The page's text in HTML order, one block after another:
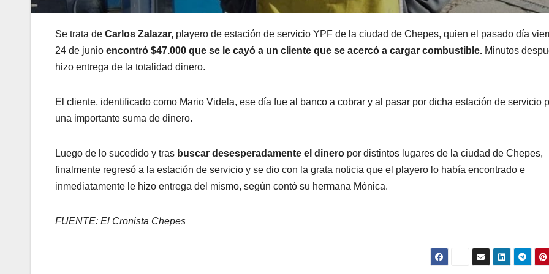
Se trata de Carlos Zalazar, playero de estación de servicio YPF de la ciudad de Chepes, quien el pasado día
24 de junio encontró $47.000 que se le cayó a un cliente que se acercó a cargar combustible. Minutos
hizo entrega de la totalidad dinero.
El cliente, identificado como Mario Videla, ese día fue al banco a cobrar y al pasar por dicha estación de servicio
una importante suma de dinero.
Luego de lo sucedido y tras buscar desesperadamente el dinero por distintos lugares de la ciudad de Chepes,
finalmente regresó a la estación de servicio y se dio con la grata noticia que el playero lo había encontrado e
inmediatamente le hizo entrega del mismo, según contó su hermana Mónica.
FUENTE: El Cronista Chepes